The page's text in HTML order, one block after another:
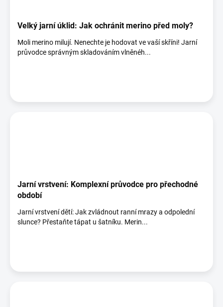
Velký jarní úklid: Jak ochránit merino před moly?
Moli merino milují. Nenechte je hodovat ve vaší skříni! Jarní
průvodce správným skladováním vlněnéh...
Jarní vrstvení: Komplexní průvodce pro přechodné
období
Jarní vrstvení dětí: Jak zvládnout ranní mrazy a odpolední
slunce? Přestaňte tápat u šatníku. Merin...